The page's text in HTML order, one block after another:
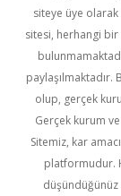
siteye üye
sitesi, herhangi bir
olup, gerçek
Gerçek kurum
Sitemiz, kar
platformudur.